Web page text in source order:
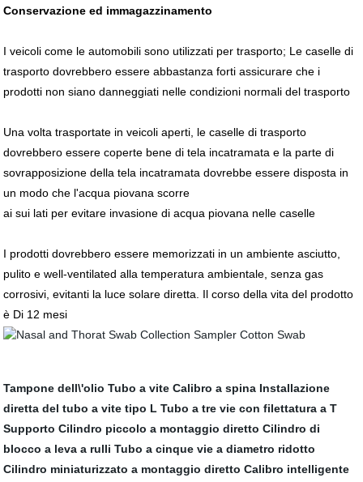
Conservazione ed immagazzinamento
I veicoli come le automobili sono utilizzati per trasporto; Le caselle di
trasporto dovrebbero essere abbastanza forti assicurare che i
prodotti non siano danneggiati nelle condizioni normali del trasporto
Una volta trasportate in veicoli aperti, le caselle di trasporto
dovrebbero essere coperte bene di tela incatramata e la parte di
sovrapposizione della tela incatramata dovrebbe essere disposta in
un modo che l'acqua piovana scorre
ai sui lati per evitare invasione di acqua piovana nelle caselle
I prodotti dovrebbero essere memorizzati in un ambiente asciutto,
pulito e well-ventilated alla temperatura ambientale, senza gas
corrosivi, evitanti la luce solare diretta. Il corso della vita del prodotto
è Di 12 mesi
Tampone dell\'olio Tubo a vite Calibro a spina Installazione
diretta del tubo a vite tipo L Tubo a tre vie con filettatura a T
Supporto Cilindro piccolo a montaggio diretto Cilindro di
blocco a leva a rulli Tubo a cinque vie a diametro ridotto
Cilindro miniaturizzato a montaggio diretto Calibro intelligente